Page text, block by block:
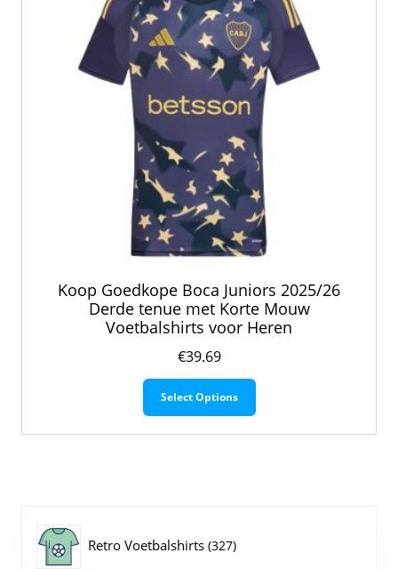
Koop Goedkope Boca Juniors 2025/26
Derde tenue met Korte Mouw
Voetbalshirts voor Heren
€39.69
Select Options
Dit
Retro Voetbalshirts 327327